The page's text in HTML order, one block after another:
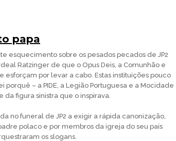
papa
esquecimento sobre os pesados pecados de JP2
Ratzinger de que o Opus Deis, a Comunhão e
esforçam por levar a cabo. Estas instituições pouco
– a PIDE, a Legião Portuguesa e a Mocidade
da figura sinistra que o inspirava.
no funeral de JP2 a exigir a rápida canonização,
polaco e por membros da igreja do seu país
os slogans.